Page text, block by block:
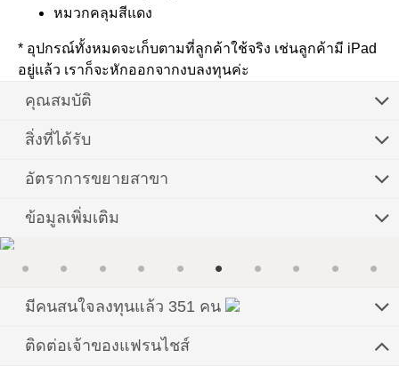
หมวกคลุมสีแดง
* อุปกรณ์ทั้งหมดจะเก็บตามที่ลูกค้าใช้จริง เช่นลูกค้ามี iPad
อยู่แล้ว เราก็จะหักออกจากงบลงทุนค่ะ
คุณสมบัติ
สิ่งที่ได้รับ
อัตราการขยายสาขา
ข้อมูลเพิ่มเติม
มีคนสนใจลงทุนแล้ว 351 คน
ติดต่อเจ้าของแฟรนไชส์